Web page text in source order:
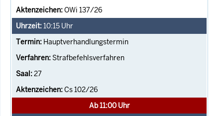
OWi 137/26
10:15 Uhr
Hauptverhandlungstermin
Strafbefehlsverfahren
27
Cs 102/26
Ab 11:00 Uhr